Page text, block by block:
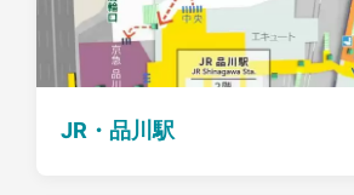
JR・品川駅